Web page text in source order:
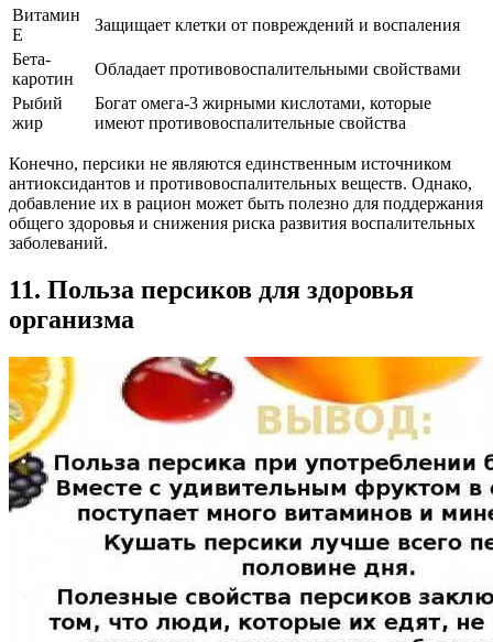
Витамин
E
Защищает клетки от повреждений и воспаления
Бета-
каротин
Обладает противовоспалительными свойствами
Рыбий
жир
Богат омега-3 жирными кислотами, которые
имеют противовоспалительные свойства
Конечно, персики не являются единственным источником
антиоксидантов и противовоспалительных веществ. Однако,
добавление их в рацион может быть полезно для поддержания
общего здоровья и снижения риска развития воспалительных
заболеваний.
11. Польза персиков для здоровья
организма